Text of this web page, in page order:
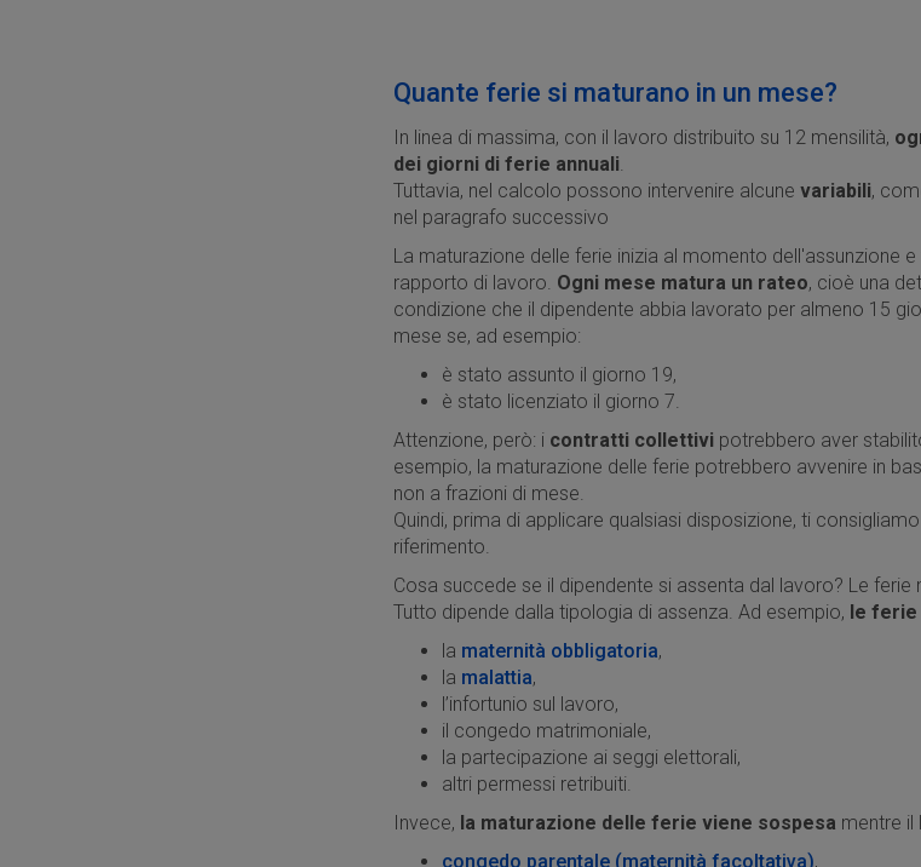
Quante ferie si maturano in un mese?
In linea di massima, con il lavoro distribuito su 12 mensilità,
dei giorni di ferie annuali.
Tuttavia, nel calcolo possono intervenire alcune variabili,
nel paragrafo successivo
La maturazione delle ferie inizia al momento dell'assunzione
rapporto di lavoro. Ogni mese matura un rateo, cioè una
condizione che il dipendente abbia lavorato per almeno 15
mese se, ad esempio:
è stato assunto il giorno 19,
è stato licenziato il giorno 7.
Attenzione, però: i contratti collettivi potrebbero aver
esempio, la maturazione delle ferie potrebbero avvenire in
non a frazioni di mese.
Quindi, prima di applicare qualsiasi disposizione, ti
riferimento.
Cosa succede se il dipendente si assenta dal lavoro? Le
Tutto dipende dalla tipologia di assenza. Ad esempio, le ferie
la maternità obbligatoria,
la malattia,
l’infortunio sul lavoro,
il congedo matrimoniale,
la partecipazione ai seggi elettorali,
altri permessi retribuiti.
Invece, la maturazione delle ferie viene sospesa mentre il
congedo parentale (maternità facoltativa),